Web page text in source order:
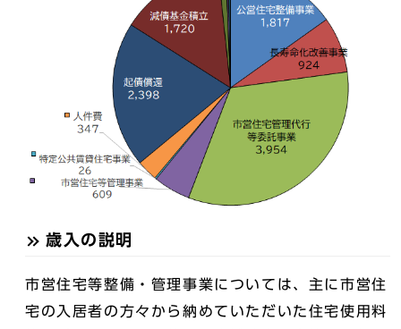
歳入の説明
市営住宅等整備・管理事業については、主に市営住
宅の入居者の方々から納めていただいた住宅使用料